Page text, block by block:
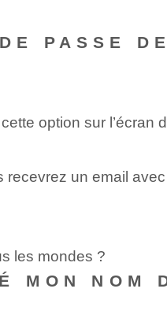
PASSE
option sur l’écran
recevrez un email
les mondes ?
NOM